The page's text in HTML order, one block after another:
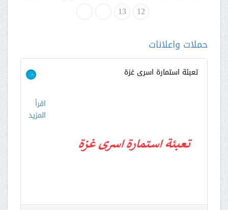
12
13
» النهاية
حملات واعلانات
تعبئة استمارة اسرى غزة >
اقرأ
المزيد